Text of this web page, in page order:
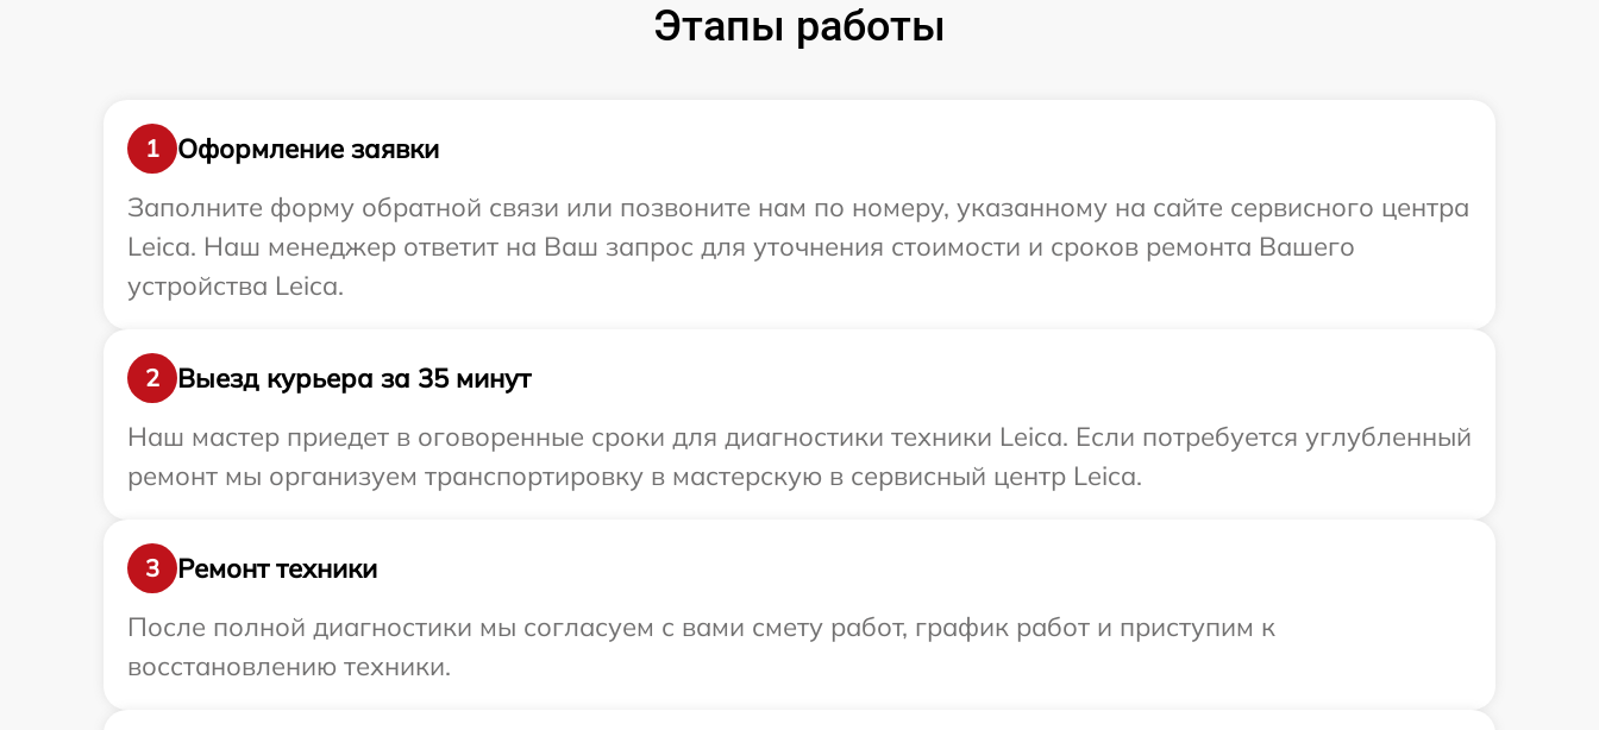
Этапы работы
1
Оформление заявки
Заполните форму обратной связи или позвоните нам по номеру, указанному на сайте сервисного центра
Leica. Наш менеджер ответит на Ваш запрос для уточнения стоимости и сроков ремонта Вашего
устройства Leica.
2
Выезд курьера за 35 минут
Наш мастер приедет в оговоренные сроки для диагностики техники Leica. Если потребуется углубленный
ремонт мы организуем транспортировку в мастерскую в сервисный центр Leica.
3
Ремонт техники
После полной диагностики мы согласуем с вами смету работ, график работ и приступим к
восстановлению техники.